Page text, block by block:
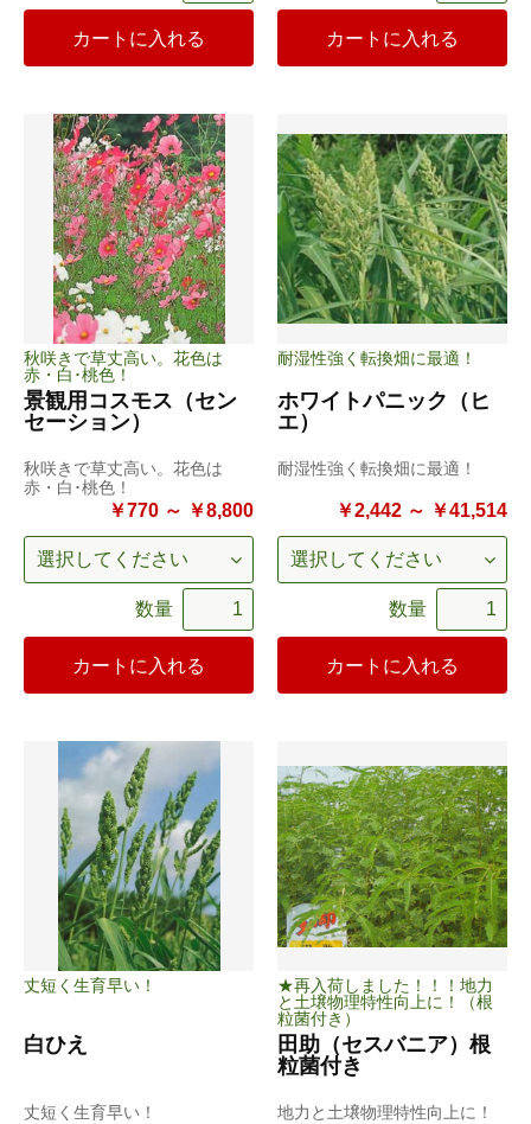
カートに入れる カートに入れる
秋咲きで草丈高い。花色は
赤・白･桃色！
景観用コスモス（セン
セーション）
秋咲きで草丈高い。花色は
赤・白･桃色！
￥770 ～ ￥8,800
数量
カートに入れる
耐湿性強く転換畑に最適！
ホワイトパニック（ヒ
エ）
耐湿性強く転換畑に最適！
￥2,442 ～ ￥41,514
数量
カートに入れる
丈短く生育早い！
白ひえ
丈短く生育早い！
★再入荷しました！！！地力
と土壌物理特性向上に！（根
粒菌付き）
田助（セスバニア）根
粒菌付き
地力と土壌物理特性向上に！